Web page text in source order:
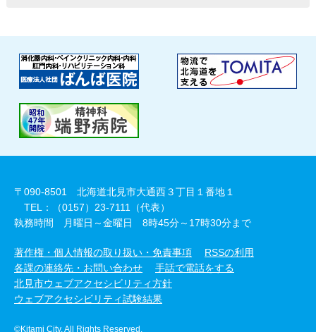
〒090-8501 北海道北見市大通西３丁目１番地１
TEL：（0157）23-7111（代表）
執務時間 月曜日～金曜日 8時45分～17時30分まで
著作権・個人情報の取り扱い・免責事項
RSSの利用
各課の連絡先・お問い合わせ
手話で電話をする
北見市ウェブアクセシビリティ方針
ウェブアクセシビリティ試験結果
©Kitami City. All Rights Reserved.